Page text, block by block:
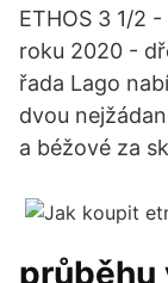
ETHOS 3 1/2
roku 2020 -
řada Lago
dvou
a béžové za
průběhu